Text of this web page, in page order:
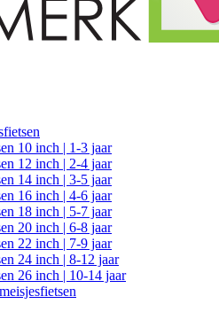
10 inch | 1-3 jaar
12 inch | 2-4 jaar
14 inch | 3-5 jaar
16 inch | 4-6 jaar
18 inch | 5-7 jaar
20 inch | 6-8 jaar
22 inch | 7-9 jaar
24 inch | 8-12 jaar
26 inch | 10-14 jaar